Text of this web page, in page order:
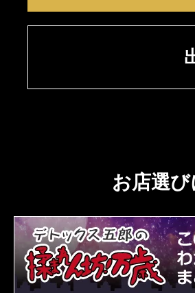
お店選